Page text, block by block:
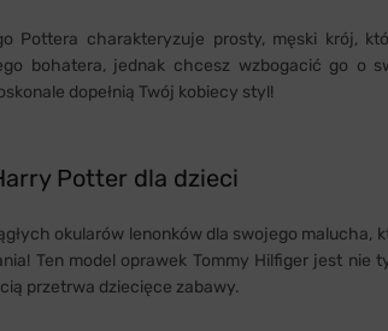
Pottera charakteryzuje prosty, męski krój,
bohatera, jednak chcesz wzbogacić go o
dopełnią Twój kobiecy styl!
Potter dla dzieci
okularów lenonków dla swojego malucha,
Ten model oprawek Tommy Hilfiger jest nie
przetrwa dziecięce zabawy.